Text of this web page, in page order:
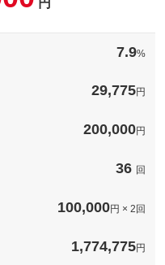
応！全国のディーラー・提携工場
円
7.9%
29,775円
200,000円
36 回
100,000円 × 2回
1,774,775円